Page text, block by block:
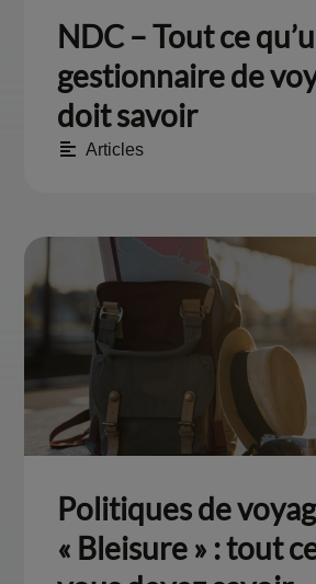
NDC – Tout ce
gestionnaire de
doit savoir
Articles
Politiques de
« Bleisure » : tout